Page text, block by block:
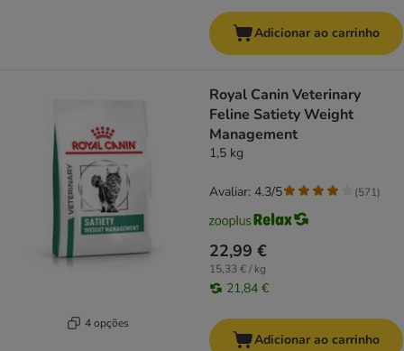
Adicionar ao carrinho
4 opções
Royal Canin Veterinary
Feline Satiety Weight
Management
1,5 kg
22,99 €
15,33 € / kg
21,84 €
Avaliar: 4.3/5 (571)
Adicionar ao carrinho